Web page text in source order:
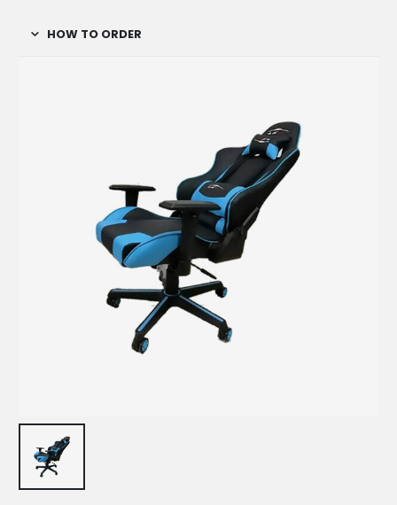
HOW TO ORDER